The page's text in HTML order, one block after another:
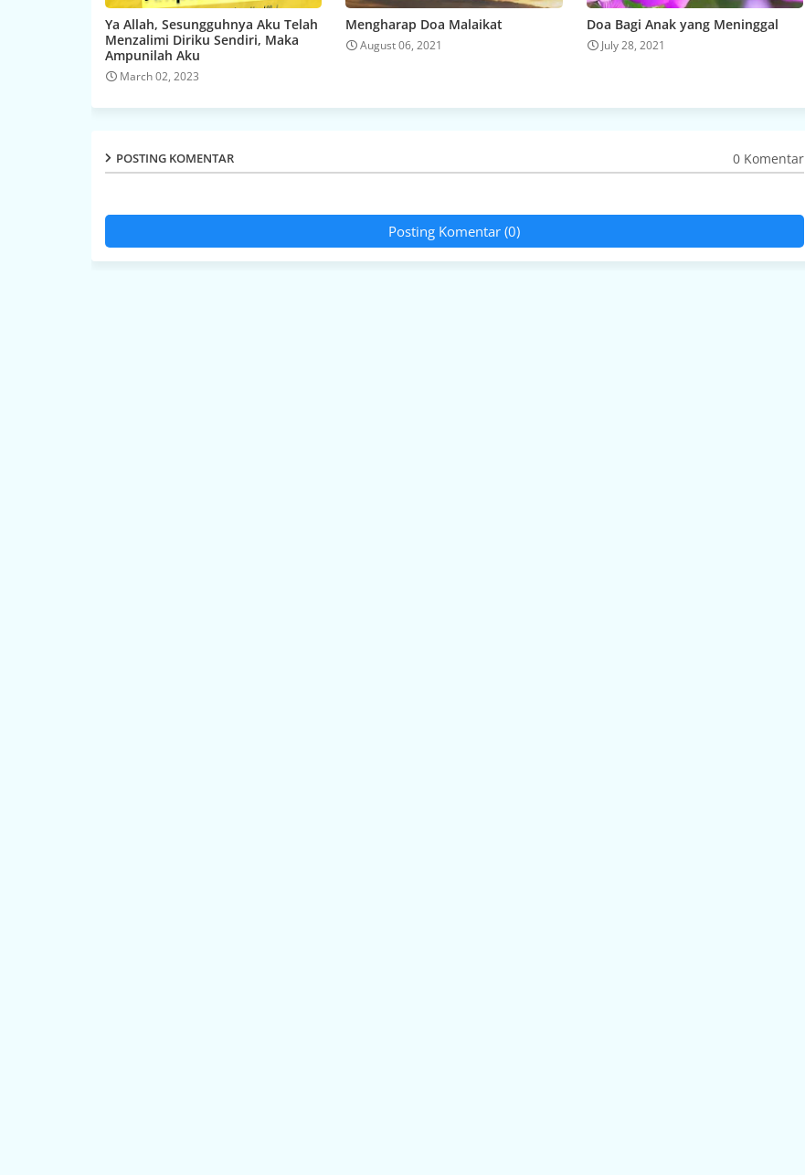
Ya Allah, Sesungguhnya Aku Telah
Menzalimi Diriku Sendiri, Maka
Ampunilah Aku
March 02, 2023
Mengharap Doa Malaikat
August 06, 2021
Doa Bagi Anak yang Meninggal
July 28, 2021
POSTING KOMENTAR 0 Komentar
Posting Komentar (0)